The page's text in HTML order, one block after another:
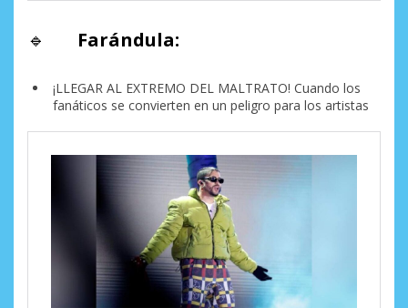
🔹 Farándula:
¡LLEGAR AL EXTREMO DEL MALTRATO! Cuando los
fanáticos se convierten en un peligro para los artistas